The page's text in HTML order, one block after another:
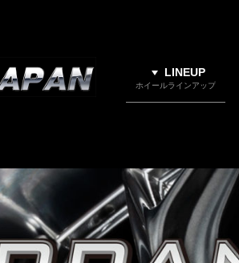
LINEUP
ホイールラインアップ